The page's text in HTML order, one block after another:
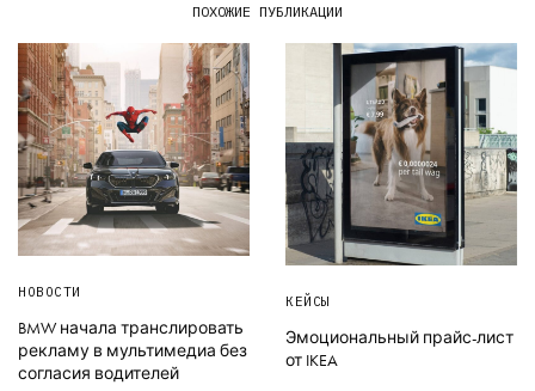
ПОХОЖИЕ ПУБЛИКАЦИИ
НОВОСТИ
BMW начала транслировать
рекламу в мультимедиа без
согласия водителей
КЕЙСЫ
Эмоциональный прайс-лист
от IKEA